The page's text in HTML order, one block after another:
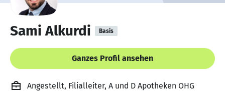
Sami Alkurdi Basis
Ganzes Profil ansehen
Angestellt, Filialleiter, A und D Apotheken OHG